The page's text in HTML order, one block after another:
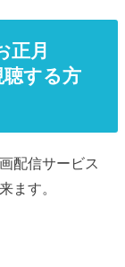
正月
する方
配信サービス
ます。